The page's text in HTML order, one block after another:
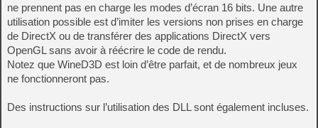
ne prennent pas en charge les modes d’écran 16 bits. Une autre
utilisation possible est d’imiter les versions non prises en charge
de DirectX ou de transférer des applications DirectX vers
OpenGL sans avoir à réécrire le code de rendu.
Notez que WineD3D est loin d’être parfait, et de nombreux jeux
ne fonctionneront pas.
Des instructions sur l’utilisation des DLL sont également incluses.